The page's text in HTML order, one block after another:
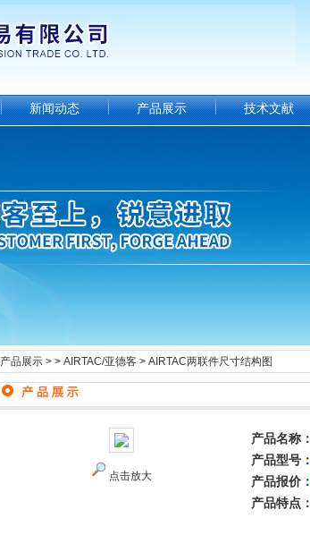
新闻动态 产品展示 技术文献
产品展示 > > AIRTAC/亚德客 > AIRTAC两联件尺寸结构图
点击放大
产品名称：
产品型号：
产品报价：
产品特点：